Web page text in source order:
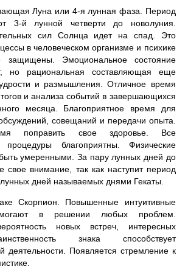
Луна или 4-я лунная фаза. Период
3-й лунной четверти до новолуния.
сил Солнца идет на спад. Это
в человеческом организме и психике
Эмоциональное состояние
но рациональная составляющая еще
и размышления. Отличное время
и анализа событий в завершающихся
месяца. Благоприятное время для
совещаний и передачи опыта.
поправить свое здоровье. Все
процедуры благоприятны. Физические
умеренными. За пару лунных дней до
свое внимание, так как наступит период
дней называемых днями Гекаты.
Скорпион. Повышенные интуитивные
в решении любых проблем.
новых встреч, интересных
знака способствует
деятельности. Появляется стремление к